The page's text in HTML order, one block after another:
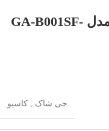
ساعت مچی کاسیو جی شاک مدل GA-B001SF-
جی شاک کاسیو